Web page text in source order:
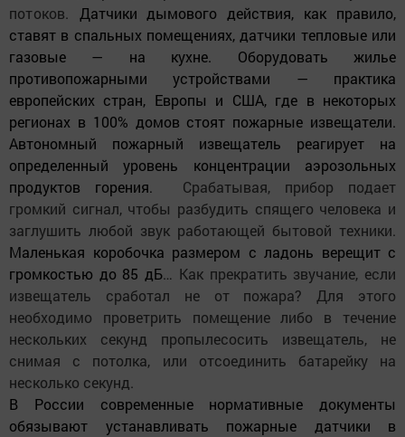
потоков. Датчики дымового действия, как правило,
ставят в спальных помещениях, датчики тепловые или
газовые — на кухне. Оборудовать жилье
противопожарными устройствами — практика
европейских стран, Европы и США, где в некоторых
регионах в 100% домов стоят пожарные извещатели.
Автономный пожарный извещатель реагирует на
определенный уровень концентрации аэрозольных
продуктов горения.
Срабатывая, прибор подает
громкий сигнал, чтобы разбудить спящего человека и
заглушить любой звук работающей бытовой техники.
Маленькая коробочка размером с ладонь верещит с
громкостью до 85 дБ… Как прекратить звучание, если
извещатель сработал не от пожара? Для этого
необходимо проветрить помещение либо в течение
нескольких секунд пропылесосить извещатель, не
снимая с потолка, или отсоединить батарейку на
несколько секунд.
В России современные нормативные документы
обязывают устанавливать пожарные датчики в